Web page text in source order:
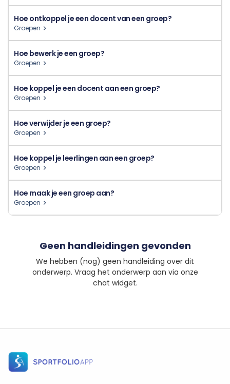
Hoe ontkoppel je een docent van een groep?
Groepen
Hoe bewerk je een groep?
Groepen
Hoe koppel je een docent aan een groep?
Groepen
Hoe verwijder je een groep?
Groepen
Hoe koppel je leerlingen aan een groep?
Groepen
Hoe maak je een groep aan?
Groepen
Geen handleidingen gevonden
We hebben (nog) geen handleiding over dit
onderwerp. Vraag het onderwerp aan via onze
chat widget.